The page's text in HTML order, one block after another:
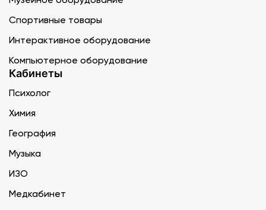
Спортивные товары
Интерактивное оборудование
Компьютерное оборудование
Кабинеты
Психолог
Химия
География
Музыка
ИЗО
Медкабинет